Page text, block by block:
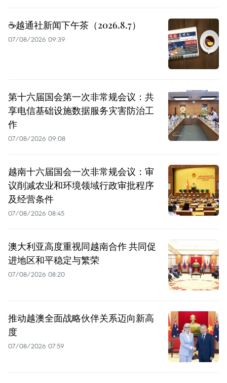
☕️越通社新闻下午茶（2026.8.7）
07/08/2026 09:39
第十六届国会第一次非常规会议：共
享电信基础设施数据服务灾害防治工
作
07/08/2026 09:08
越南十六届国会一次非常规会议：审
议削减农业和环境领域行政审批程序
及经营条件
07/08/2026 08:45
澳大利亚高度重视同越南合作 共同促
进地区和平稳定与繁荣
07/08/2026 08:20
推动越澳全面战略伙伴关系迈向新高
度
07/08/2026 07:59